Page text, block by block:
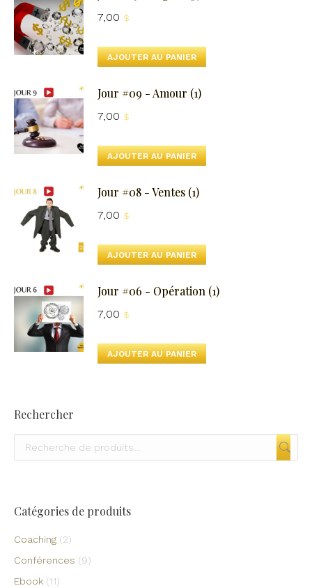
7,00 $
AJOUTER AU PANIER
Jour #09 - Amour (1)
7,00 $
AJOUTER AU PANIER
Jour #08 - Ventes (1)
7,00 $
AJOUTER AU PANIER
Jour #06 - Opération (1)
7,00 $
AJOUTER AU PANIER
Rechercher
Catégories de produits
Coaching (2)
Conférences (9)
Ebook (11)